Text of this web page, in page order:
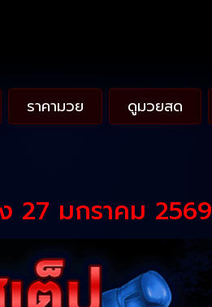
ราคามวย ดูมวยสด
27 มกราคม 2569